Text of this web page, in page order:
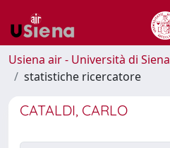
Usiena air - Università di Siena
statistiche ricercatore
CATALDI, CARLO